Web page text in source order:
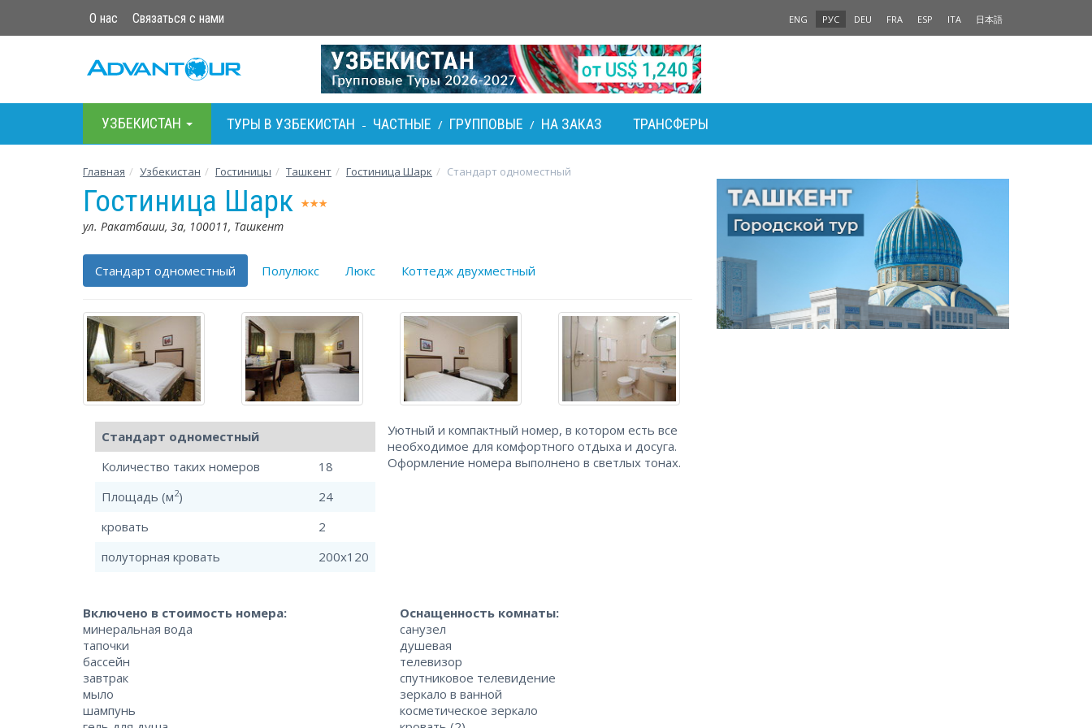
О нас Связаться с нами ENG РУС DEU FRA ESP ITA 日本語
УЗБЕКИСТАН ТУРЫ В УЗБЕКИСТАН - ЧАСТНЫЕ / ГРУППОВЫЕ / НА ЗАКАЗ ТРАНСФЕРЫ
Главная Узбекистан Гостиницы Ташкент Гостиница Шарк Стандарт одноместный
Гостиница Шарк
ул. Ракатбаши, 3а, 100011, Ташкент
Стандарт одноместный Полулюкс Люкс Коттедж двухместный
Стандарт одноместный
Количество таких номеров
18
Площадь (м2)
24
кровать
2
полуторная кровать
200x120
Уютный и компактный номер, в котором есть все
необходимое для комфортного отдыха и досуга.
Оформление номера выполнено в светлых тонах.
Включено в стоимость номера:
минеральная вода
тапочки
бассейн
завтрак
мыло
шампунь
Оснащенность комнаты:
санузел
душевая
телевизор
спутниковое телевидение
зеркало в ванной
косметическое зеркало